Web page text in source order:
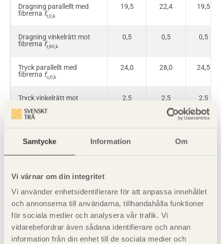
Samtycke Information Om
Vi värnar om din integritet
Vi använder enhetsidentifierare för att anpassa innehållet
och annonserna till användarna, tillhandahålla funktioner
för sociala medier och analysera vår trafik. Vi
vidarebefordrar även sådana identifierare och annan
information från din enhet till de sociala medier och
Dragning parallellt med
fibrerna ft,0,k
19,5 22,4 19,5
Dragning vinkelrätt mot
fibrerna ft,90,k
0,5 0,5 0,5
Tryck parallellt med
fibrerna fc,0,k
24,0 28,0 24,5
Tryck vinkelrätt mot
c,90,k
2,5 2,5 2,5
(skjuvning och vridning)
analys av bärförmåga
Elasticitetsmodul 0,05 10 400 10 500
Styvhetsvärden för